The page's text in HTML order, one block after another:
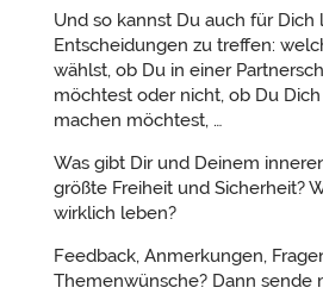
Und so kannst Du auch für Dich
Entscheidungen zu treffen:
wählst, ob Du in einer
möchtest oder nicht, ob Du
machen möchtest, …
Was gibt Dir und Deinem
größte Freiheit und Sicherheit?
wirklich leben?
Feedback, Anmerkungen,
Themenwünsche? Dann sende